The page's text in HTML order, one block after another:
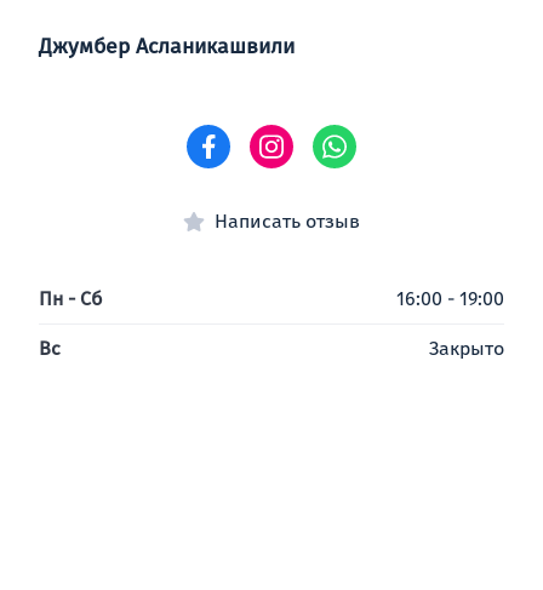
Джумбер Асланикашвили
Написать отзыв
Пн - Сб 16:00 - 19:00
Вс Закрыто